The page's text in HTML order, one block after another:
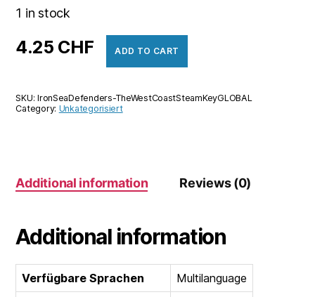
1 in stock
4.25 CHF ADD TO CART
SKU:IronSeaDefenders-TheWestCoastSteamKeyGLOBAL
Category: Unkategorisiert
Additional information Reviews (0)
Additional information
Verfügbare Sprachen
Multilanguage